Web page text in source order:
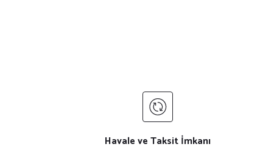
Havale ve Taksit İmkanı